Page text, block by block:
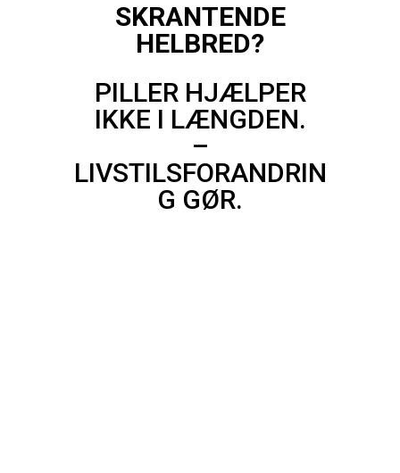
SKRANTENDE
HELBRED?
PILLER HJÆLPER
IKKE I LÆNGDEN.
–
LIVSTILSFORANDRIN
G GØR.